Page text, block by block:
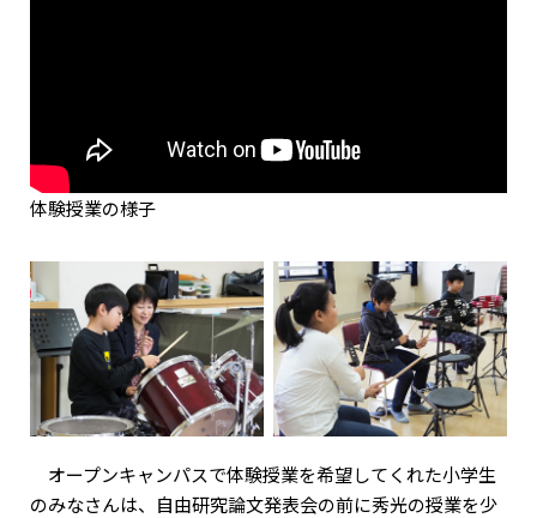
体験授業の様子
オープンキャンパスで体験授業を希望してくれた小学生
のみなさんは、自由研究論文発表会の前に秀光の授業を少